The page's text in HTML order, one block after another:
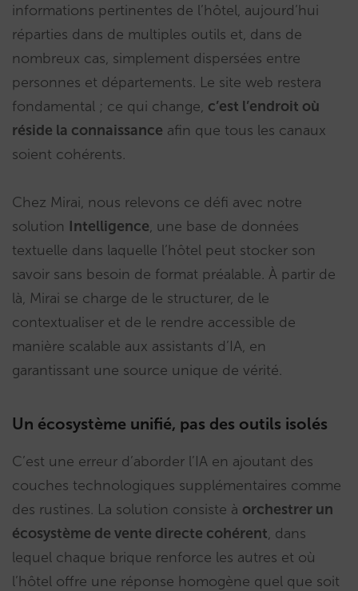
informations pertinentes de l’hôtel, aujourd’hui
réparties dans de multiples outils et, dans de
nombreux cas, simplement dispersées entre
personnes et départements. Le site web restera
fondamental ; ce qui change, c’est l’endroit où
réside la connaissance afin que tous les canaux
soient cohérents.
Chez Mirai, nous relevons ce défi avec notre
solution Intelligence, une base de données
textuelle dans laquelle l’hôtel peut stocker son
savoir sans besoin de format préalable. À partir de
là, Mirai se charge de le structurer, de le
contextualiser et de le rendre accessible de
manière scalable aux assistants d’IA, en
garantissant une source unique de vérité.
Un écosystème unifié, pas des outils isolés
C’est une erreur d’aborder l’IA en ajoutant des
couches technologiques supplémentaires comme
des rustines. La solution consiste à orchestrer un
écosystème de vente directe cohérent, dans
lequel chaque brique renforce les autres et où
l’hôtel offre une réponse homogène quel que soit